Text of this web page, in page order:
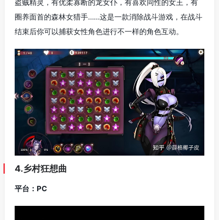
盗贼精灵，有优柔寡断的龙女仆，有喜欢同性的女王，有
圈养面首的森林女猎手……这是一款消除战斗游戏，在战斗
结束后你可以捕获女性角色进行不一样的角色互动。
4.乡村狂想曲
平台：PC